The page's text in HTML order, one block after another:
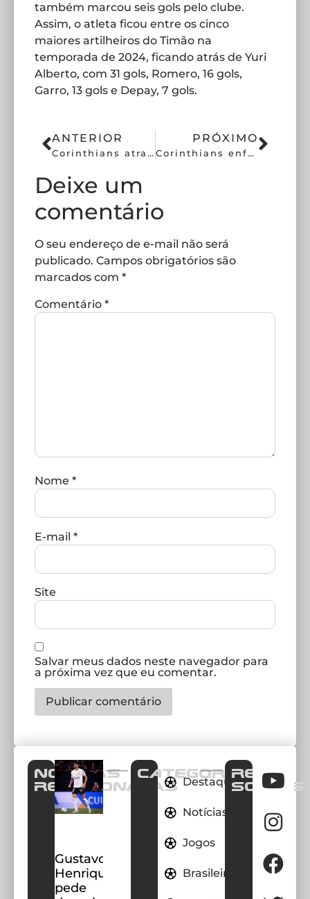
também marcou seis gols pelo clube.
Assim, o atleta ficou entre os cinco
maiores artilheiros do Timão na
temporada de 2024, ficando atrás de Yuri
Alberto, com 31 gols, Romero, 16 gols,
Garro, 13 gols e Depay, 7 gols.
ANTERIOR
Corinthians atrasa salários mas define nova data para pagar
PRÓXIMO
Corinthians enfrenta Santo André valendo a liderança do grupo
Deixe um
comentário
O seu endereço de e-mail não será
publicado. Campos obrigatórios são
marcados com *
Comentário *
Nome *
E-mail *
Site
Salvar meus dados neste navegador para
a próxima vez que eu comentar.
Notícias
Relacionadas
Gustavo
Henrique
pede
CATEGORIAS
Destaques
Notícias
Jogos
Brasileirao
REDES
SOCIAIS